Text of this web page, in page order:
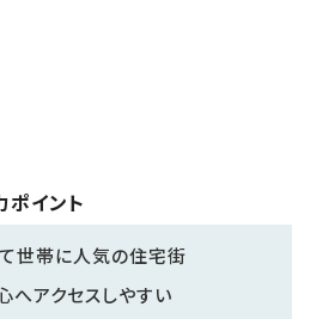
イント
世帯に人気の住宅街
へアクセスしやすい